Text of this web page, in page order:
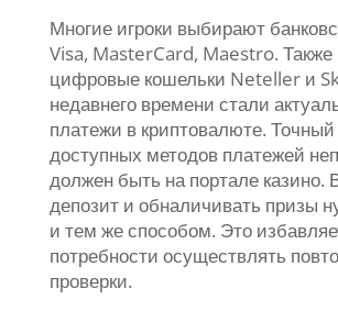
Многие игроки выбирают
Visa, MasterCard, Maestro. Также
цифровые кошельки Neteller и
недавнего времени стали
платежи в криптовалюте. Точный
доступных методов платежей
должен быть на портале казино.
депозит и обналичивать призы
и тем же способом. Это
потребности осуществлять
проверки.